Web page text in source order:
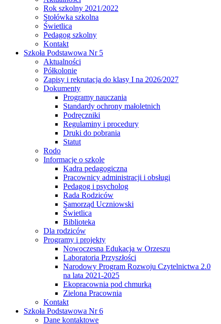
Rok szkolny 2021/2022
Stołówka szkolna
Świetlica
Pedagog szkolny
Kontakt
Szkoła Podstawowa Nr 5
Aktualności
Półkolonie
Zapisy i rekrutacja do klasy I na 2026/2027
Dokumenty
Programy nauczania
Standardy ochrony małoletnich
Podręczniki
Regulaminy i procedury
Druki do pobrania
Statut
Rodo
Informacje o szkole
Kadra pedagogiczna
Pracownicy administracji i obsługi
Pedagog i psycholog
Rada Rodziców
Samorząd Uczniowski
Świetlica
Biblioteka
Dla rodziców
Programy i projekty
Nowoczesna Edukacja w Orzeszu
Laboratoria Przyszłości
Narodowy Program Rozwoju Czytelnictwa 2.0
na lata 2021-2025
Ekopracownia pod chmurką
Zielona Pracownia
Kontakt
Szkoła Podstawowa Nr 6
Dane kontaktowe